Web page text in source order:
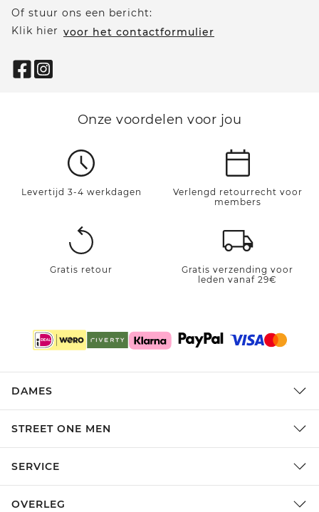
Of stuur ons een bericht:
Klik hier voor het contactformulier
Onze voordelen voor jou
Levertijd 3-4 werkdagen
Verlengd retourrecht voor
members
Gratis retour
Gratis verzending voor
leden vanaf 29€
DAMES
STREET ONE MEN
SERVICE
OVERLEG